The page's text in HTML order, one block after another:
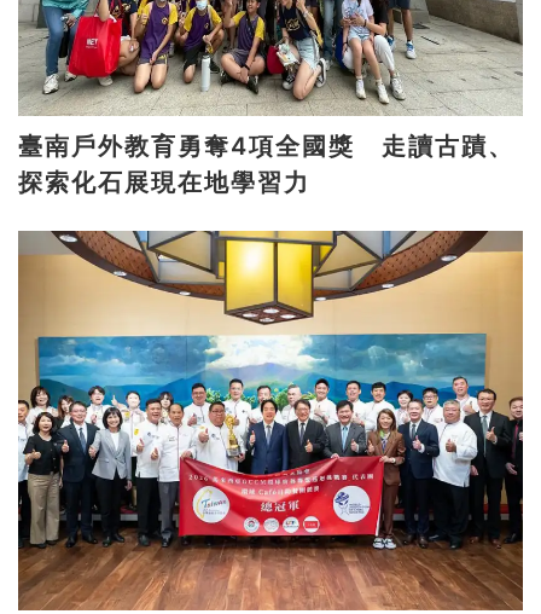
臺南戶外教育勇奪4項全國獎 走讀古蹟、
探索化石展現在地學習力